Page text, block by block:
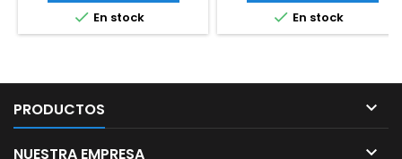
 En stock  En stock
PRODUCTOS 
NUESTRA EMPRESA 